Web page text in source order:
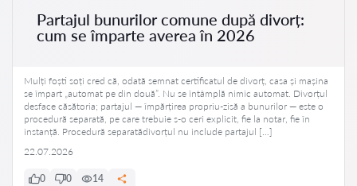
Partajul bunurilor comune după divorț:
cum se împarte averea în 2026
Mulți foști soți cred că, odată semnat certificatul de divorț, casa și mașina
se împart „automat pe din două”. Nu se întâmplă nimic automat. Divorțul
desface căsătoria; partajul — împărțirea propriu-zisă a bunurilor — este o
procedură separată, pe care trebuie s-o ceri explicit, fie la notar, fie în
instanță. Procedură separatădivorțul nu include partajul […]
22.07.2026
0 0 14